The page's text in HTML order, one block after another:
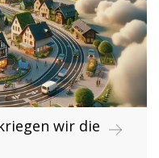
wir die